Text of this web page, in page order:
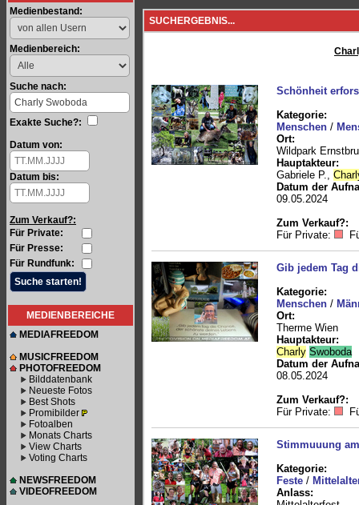
Medienbestand:
Medienbereich:
Suche nach:
Exakte Suche?:
Datum von:
Datum bis:
Zum Verkauf?:
Für Private:
Für Presse:
Für Rundfunk:
MEDIENBEREICHE
MEDIAFREEDOM
MUSICFREEDOM
PHOTOFREEDOM
Bilddatenbank
Neueste Fotos
Best Shots
Promibilder
Fotoalben
Monats Charts
View Charts
Voting Charts
NEWSFREEDOM
VIDEOFREEDOM
SUCHERGEBNIS...
Schönheit
Kategorie:
Menschen /
Ort:
Wildpark
Hauptakteur:
Gabriele P.,
Datum der
09.05.2024
Zum Verkauf?:
Für Private:
Gib jedem Tag
Kategorie:
Menschen /
Ort:
Therme Wien
Hauptakteur:
Charly Swoboda
Datum der
08.05.2024
Zum Verkauf?:
Für Private:
Stimmuuung
Kategorie:
Feste /
Anlass: